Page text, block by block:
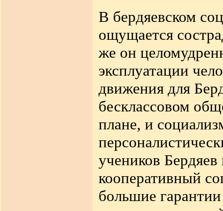
В бердяевском
ощущается
же он
эксплуатации
движения для
бесклассовом
плане, и
учеников
кооперативный
большие